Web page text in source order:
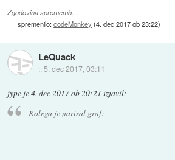
Zgodovina sprememb…
spremenilo:codeMonkey (4. dec 2017 ob 23:22)
LeQuack
:: 5. dec 2017, 03:11
jype je4. dec 2017 ob 20:21 izjavil:
Kolega je narisal graf: